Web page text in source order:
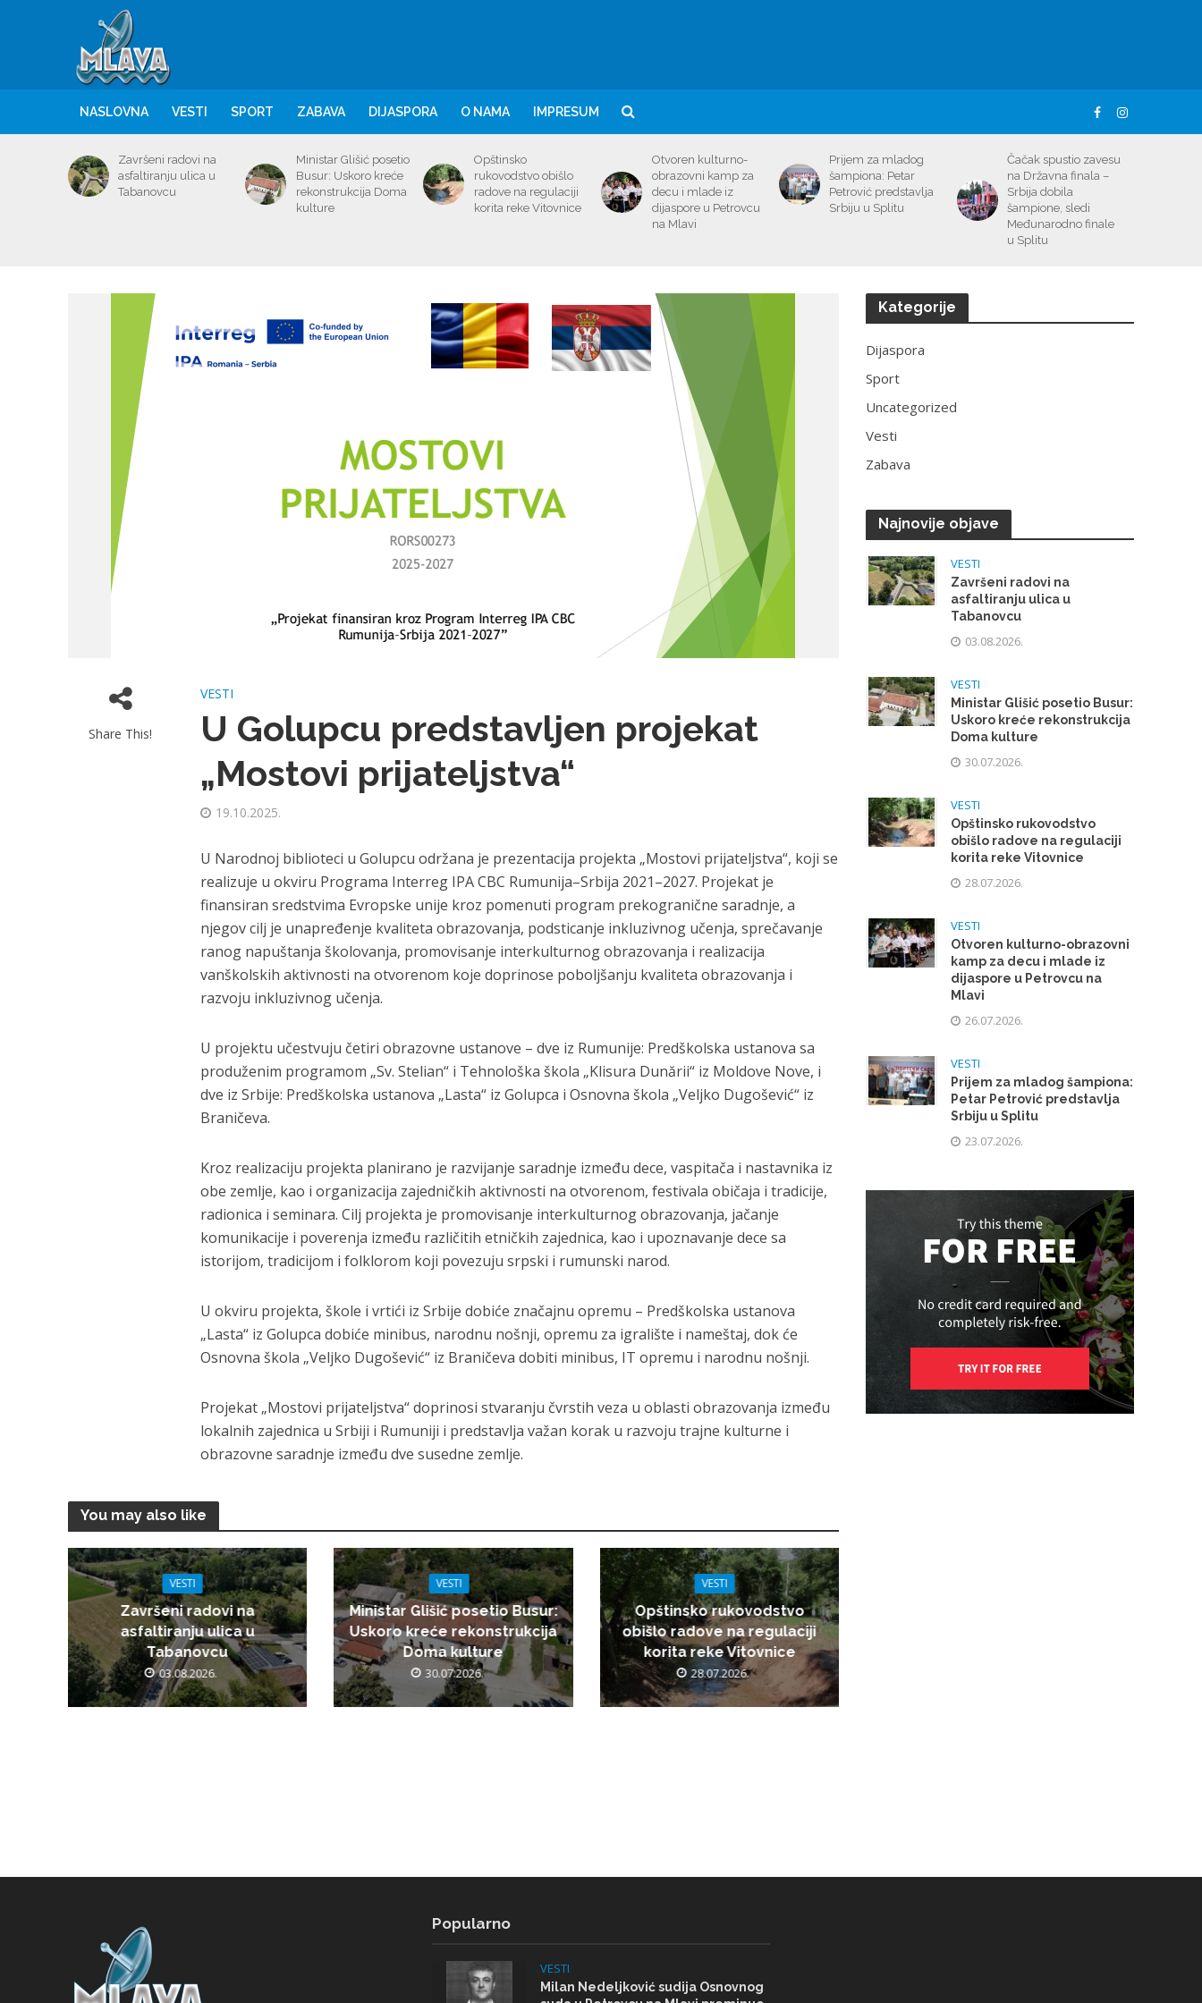
NASLOVNA VESTI SPORT ZABAVA DIJASPORA O NAMA IMPRESUM
Završeni radovi na
asfaltiranju ulica u
Tabanovcu
Ministar Glišić posetio
Busur: Uskoro kreće
rekonstrukcija Doma
kulture
Opštinsko
rukovodstvo obišlo
radove na regulaciji
korita reke Vitovnice
Otvoren kulturno-
obrazovni kamp za
decu i mlade iz
dijaspore u Petrovcu
na Mlavi
Prijem za mladog
šampiona: Petar
Petrović predstavlja
Srbiju u Splitu
Čačak spustio zavesu
na Državna finala –
Srbija dobila
šampione, sledi
Međunarodno finale
u Splitu
Share This!
VESTI
U Golupcu predstavljen projekat
„Mostovi prijateljstva“
19.10.2025.
U Narodnoj biblioteci u Golupcu održana je prezentacija projekta „Mostovi prijateljstva“, koji se
realizuje u okviru Programa Interreg IPA CBC Rumunija–Srbija 2021–2027. Projekat je
finansiran sredstvima Evropske unije kroz pomenuti program prekogranične saradnje, a
njegov cilj je unapređenje kvaliteta obrazovanja, podsticanje inkluzivnog učenja, sprečavanje
ranog napuštanja školovanja, promovisanje interkulturnog obrazovanja i realizacija
vanškolskih aktivnosti na otvorenom koje doprinose poboljšanju kvaliteta obrazovanja i
razvoju inkluzivnog učenja.
U projektu učestvuju četiri obrazovne ustanove – dve iz Rumunije: Predškolska ustanova sa
produženim programom „Sv. Stelian“ i Tehnološka škola „Klisura Dunării“ iz Moldove Nove, i
dve iz Srbije: Predškolska ustanova „Lasta“ iz Golupca i Osnovna škola „Veljko Dugošević“ iz
Braničeva.
Kroz realizaciju projekta planirano je razvijanje saradnje između dece, vaspitača i nastavnika iz
obe zemlje, kao i organizacija zajedničkih aktivnosti na otvorenom, festivala običaja i tradicije,
radionica i seminara. Cilj projekta je promovisanje interkulturnog obrazovanja, jačanje
komunikacije i poverenja između različitih etničkih zajednica, kao i upoznavanje dece sa
istorijom, tradicijom i folklorom koji povezuju srpski i rumunski narod.
U okviru projekta, škole i vrtići iz Srbije dobiće značajnu opremu – Predškolska ustanova
„Lasta“ iz Golupca dobiće minibus, narodnu nošnji, opremu za igralište i nameštaj, dok će
Osnovna škola „Veljko Dugošević“ iz Braničeva dobiti minibus, IT opremu i narodnu nošnji.
Projekat „Mostovi prijateljstva“ doprinosi stvaranju čvrstih veza u oblasti obrazovanja između
lokalnih zajednica u Srbiji i Rumuniji i predstavlja važan korak u razvoju trajne kulturne i
obrazovne saradnje između dve susedne zemlje.
You may also like
VESTI
Završeni radovi na
asfaltiranju ulica u
Tabanovcu
03.08.2026.
VESTI
Ministar Glišić posetio Busur:
Uskoro kreće rekonstrukcija
Doma kulture
30.07.2026.
VESTI
Opštinsko rukovodstvo
obišlo radove na regulaciji
korita reke Vitovnice
28.07.2026.
Kategorije
Dijaspora
Sport
Uncategorized
Vesti
Zabava
Najnovije objave
VESTI
Završeni radovi na
asfaltiranju ulica u
Tabanovcu
03.08.2026.
VESTI
Ministar Glišić posetio Busur:
Uskoro kreće rekonstrukcija
Doma kulture
30.07.2026.
VESTI
Opštinsko rukovodstvo
obišlo radove na regulaciji
korita reke Vitovnice
28.07.2026.
VESTI
Otvoren kulturno-obrazovni
kamp za decu i mlade iz
dijaspore u Petrovcu na
Mlavi
26.07.2026.
VESTI
Prijem za mladog šampiona:
Petar Petrović predstavlja
Srbiju u Splitu
23.07.2026.
Popularno
VESTI
Milan Nedeljković sudija Osnovnog